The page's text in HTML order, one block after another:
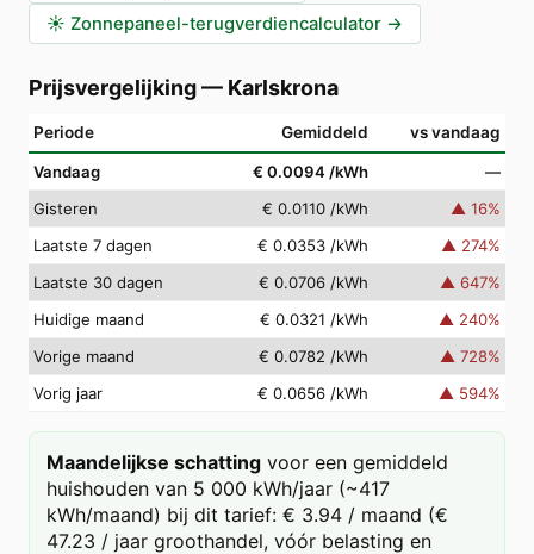
☀️ Zonnepaneel-terugverdiencalculator →
Prijsvergelijking— Karlskrona
Periode Gemiddeld vs vandaag
Vandaag € 0.0094 /kWh
—
Gisteren
€ 0.0110 /kWh ▲ 16%
Laatste 7 dagen
€ 0.0353 /kWh ▲ 274%
Laatste 30 dagen
€ 0.0706 /kWh ▲ 647%
Huidige maand
€ 0.0321 /kWh ▲ 240%
Vorige maand
€ 0.0782 /kWh ▲ 728%
Vorig jaar
€ 0.0656 /kWh ▲ 594%
Maandelijkse schatting voor een gemiddeld
huishouden van 5 000 kWh/jaar (~417
kWh/maand) bij dit tarief: € 3.94 / maand (€
47.23 / jaar groothandel, vóór belasting en